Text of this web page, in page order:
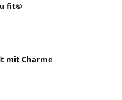
fit©
mit Charme